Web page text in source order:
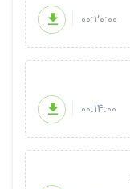
00:20:00
00:14:00